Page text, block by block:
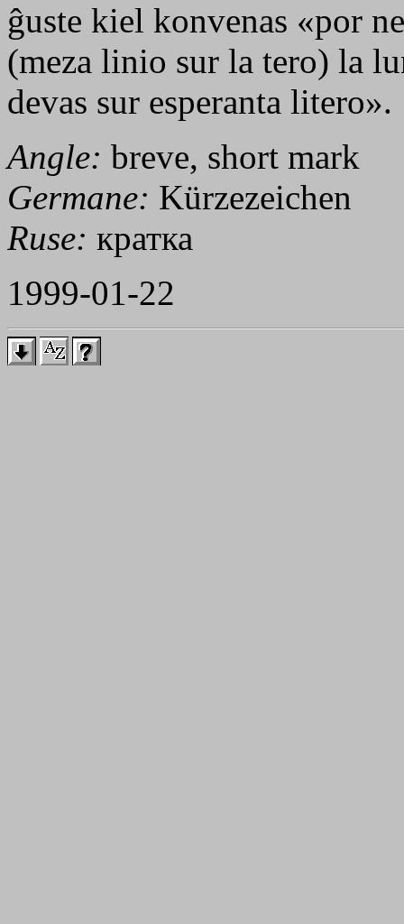
ĝuste kiel konvenas «por
(meza linio sur la tero) la
devas sur esperanta litero».
Angle: breve, short mark
Germane: Kürzezeichen
Ruse: кратка
1999-01-22